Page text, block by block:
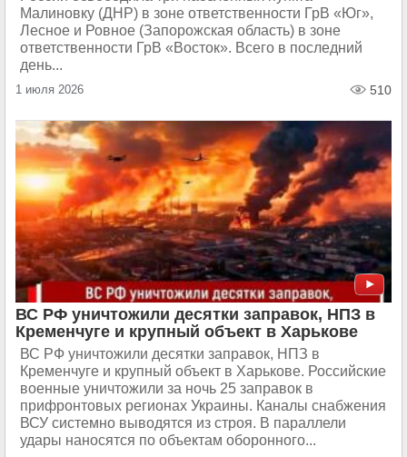
Малиновку (ДНР) в зоне ответственности ГрВ «Юг»,
Лесное и Ровное (Запорожская область) в зоне
ответственности ГрВ «Восток». Всего в последний
день...
1 июля 2026 510
ВС РФ уничтожили десятки заправок, НПЗ в
Кременчуге и крупный объект в Харькове
ВС РФ уничтожили десятки заправок, НПЗ в
Кременчуге и крупный объект в Харькове. Российские
военные уничтожили за ночь 25 заправок в
прифронтовых регионах Украины. Каналы снабжения
ВСУ системно выводятся из строя. В параллели
удары наносятся по объектам оборонного...